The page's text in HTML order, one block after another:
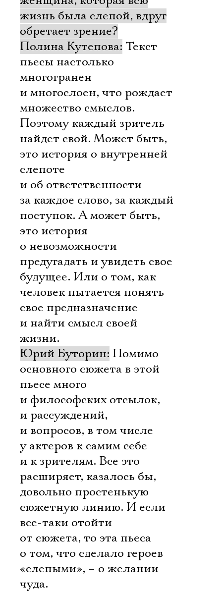
жизнь была слепой, вдруг
обретает зрение?
Полина Кутепова: Текст
пьесы настолько
многогранен
и многослоен, что рождает
множество смыслов.
Поэтому каждый зритель
найдет свой. Может быть,
это история о внутренней
слепоте
и об ответственности
за каждое слово, за каждый
поступок. А может быть,
это история
о невозможности
предугадать и увидеть свое
будущее. Или о том, как
человек пытается понять
свое предназначение
и найти смысл своей
жизни.
Юрий Буторин: Помимо
основного сюжета в этой
пьесе много
и философских отсылок,
и рассуждений,
и вопросов, в том числе
у актеров к самим себе
и к зрителям. Все это
расширяет, казалось бы,
довольно простенькую
сюжетную линию. И если
все-таки отойти
от сюжета, то эта пьеса
о том, что сделало героев
«слепыми», – о желании
чуда.